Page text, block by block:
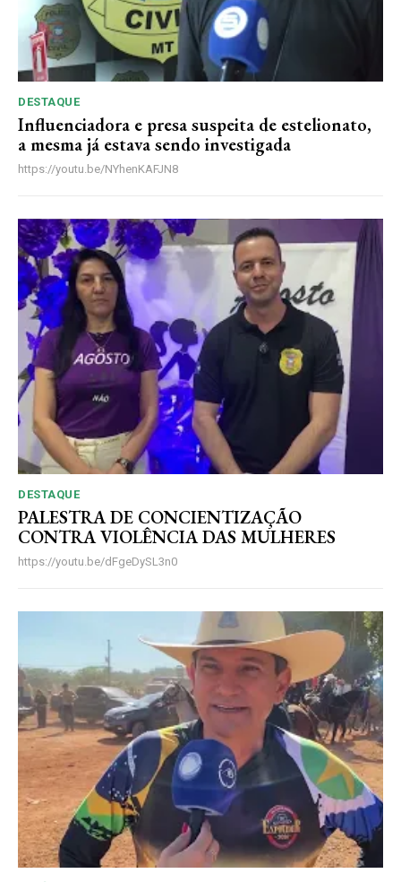
ANUAL MENSAL
DESTAQUE
Influenciadora e presa suspeita de estelionato,
a mesma já estava sendo investigada
https://youtu.be/NYhenKAFJN8
DESTAQUE
PALESTRA DE CONCIENTIZAÇÃO
CONTRA VIOLÊNCIA DAS MULHERES
https://youtu.be/dFgeDySL3n0